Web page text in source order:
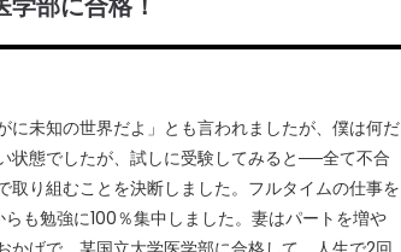
未知の世界だよ」とも言われましたが、僕は何だ
状態でしたが、試しに受験してみると──全て不合
り組むことを決断しました。フルタイムの仕事を
も勉強に100％集中しました。妻はパートを増や